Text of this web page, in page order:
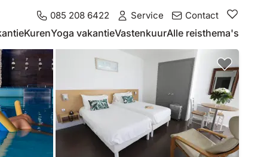
085 208 6422 Service Contact
KurenYoga vakantieVastenkuurAlle reisthema's